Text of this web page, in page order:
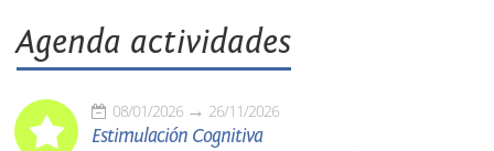
Agenda actividades
08/01/2026 26/11/2026
Estimulación Cognitiva